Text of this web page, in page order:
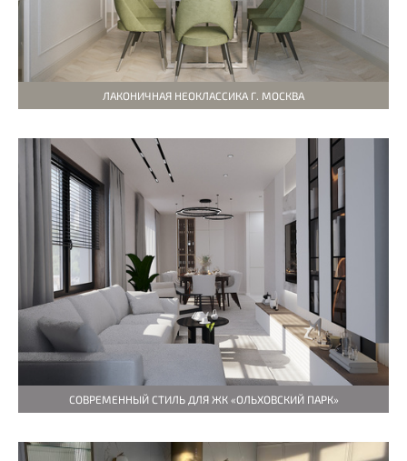
ЛАКОНИЧНАЯ НЕОКЛАССИКА Г. МОСКВА
СОВРЕМЕННЫЙ СТИЛЬ ДЛЯ ЖК «ОЛЬХОВСКИЙ ПАРК»